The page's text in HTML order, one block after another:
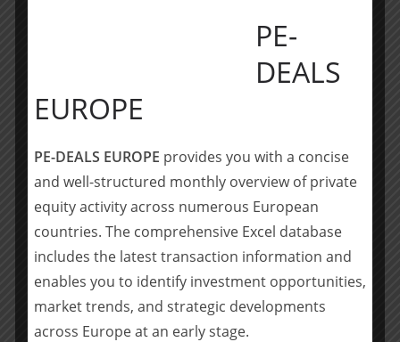
der kartellrechtlichen Genehmigung – erweitert all
inclusive Fitness sein Netzwerk um 20 weitere Studios
und steigert den Gruppenumsatz um rund 40 Mio. Euro.
Damit entsteht einer der größten Fitnessanbieter
RSM Ebner Stolz hat die Transaktion umfassend mit
einer Financial und Tax Due Diligence sowie bei der
Strukturierung und Vertragsgestaltung begleitet.
Darüber hinaus beriet RSM Ebner Stolz auch zu
weiteren transaktionsbezogenen Fragestellungen.
Team RSM Ebner Stolz Florian Seizer (Partner, Transaction
Advisory Services), Vanessa Wagner und Moritz Cornel (alle
PE-
DEALS
EUROPE
PE-DEALS EUROPE provides you with a concise
and well-structured monthly overview of private
equity activity across numerous European
countries. The comprehensive Excel database
includes the latest transaction information and
enables you to identify investment opportunities,
market trends, and strategic developments
across Europe at an early stage.